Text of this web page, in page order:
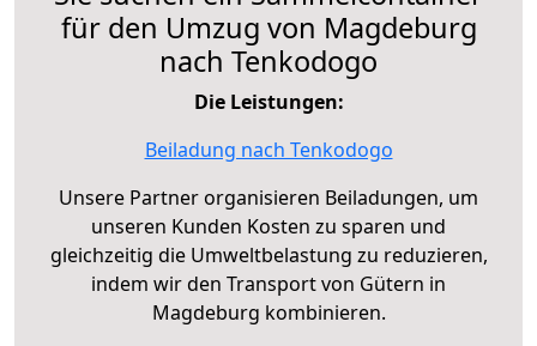
für den Umzug von Magdeburg
nach Tenkodogo
Die Leistungen:
Beiladung nach Tenkodogo
Unsere Partner organisieren Beiladungen, um
unseren Kunden Kosten zu sparen und
gleichzeitig die Umweltbelastung zu reduzieren,
indem wir den Transport von Gütern in
Magdeburg kombinieren.